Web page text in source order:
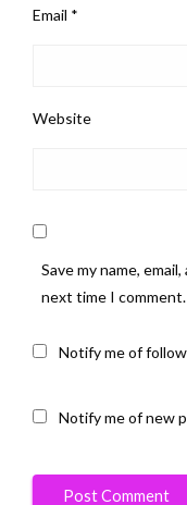
Email *
Website
Save my name,
next time I comment.
Notify me of
Notify me of new